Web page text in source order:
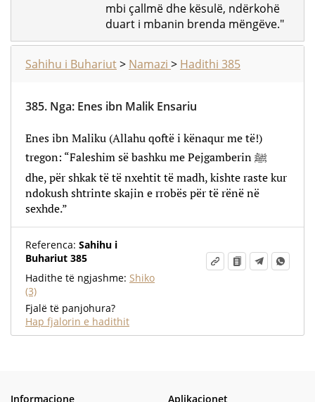
mbi çallmë dhe kësulë, ndërkohë
duart i mbanin brenda mëngëve."
Sahihu i Buhariut> Namazi > Hadithi 385
385. Nga: Enes ibn Malik Ensariu
Enes ibn Maliku (Allahu qoftë i kënaqur me të!)
tregon: “Faleshim së bashku me Pejgamberin ﷺ
dhe, për shkak të të nxehtit të madh, kishte raste kur
ndokush shtrinte skajin e rrobës për të rënë në
sexhde.”
Referenca: Sahihu i
Buhariut 385
Hadithe të ngjashme: Shiko
(3)
Fjalë të panjohura?
Hap fjalorin e hadithit
Informacione Aplikacionet